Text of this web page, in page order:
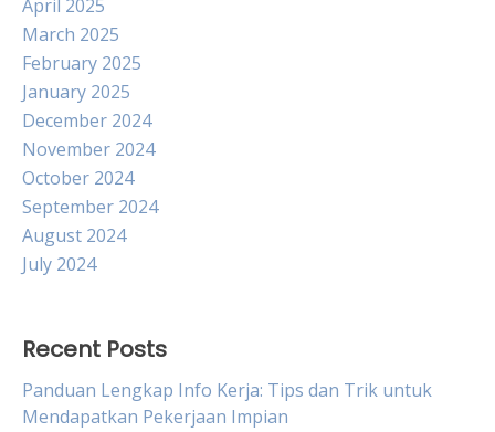
April 2025
March 2025
February 2025
January 2025
December 2024
November 2024
October 2024
September 2024
August 2024
July 2024
Recent Posts
Panduan Lengkap Info Kerja: Tips dan Trik untuk
Mendapatkan Pekerjaan Impian